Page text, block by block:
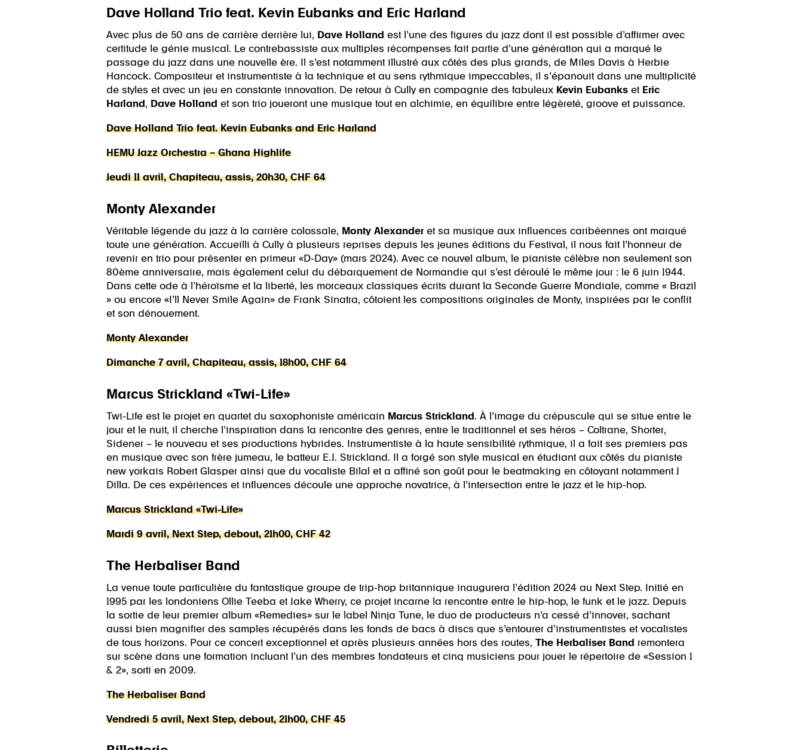
Dave Holland Trio feat. Kevin Eubanks and Eric Harland
Avec plus de 50 ans de carrière derrière lui, Dave Holland est l’une des figures du jazz dont il est possible d’affirmer avec
certitude le génie musical. Le contrebassiste aux multiples récompenses fait partie d’une génération qui a marqué le
passage du jazz dans une nouvelle ère. Il s’est notamment illustré aux côtés des plus grands, de Miles Davis à Herbie
Hancock. Compositeur et instrumentiste à la technique et au sens rythmique impeccables, il s’épanouit dans une multiplicité
de styles et avec un jeu en constante innovation. De retour à Cully en compagnie des fabuleux Kevin Eubanks et Eric
Harland , Dave Holland et son trio joueront une musique tout en alchimie, en équilibre entre légèreté, groove et puissance.
Dave Holland Trio feat. Kevin Eubanks and Eric Harland
HEMU Jazz Orchestra – Ghana Highlife
Jeudi 11 avril, Chapiteau, assis, 20h30, CHF 64
Monty Alexander
Véritable légende du jazz à la carrière colossale, Monty Alexander et sa musique aux influences caribéennes ont marqué
toute une génération. Accueilli à Cully à plusieurs reprises depuis les jeunes éditions du Festival, il nous fait l’honneur de
revenir en trio pour présenter en primeur «D-Day» (mars 2024). Avec ce nouvel album, le pianiste célèbre non seulement son
80ème anniversaire, mais également celui du débarquement de Normandie qui s’est déroulé le même jour : le 6 juin 1944.
Dans cette ode à l’héroïsme et la liberté, les morceaux classiques écrits durant la Seconde Guerre Mondiale, comme « Brazil
» ou encore «I’ll Never Smile Again» de Frank Sinatra, côtoient les compositions originales de Monty, inspirées par le conflit
et son dénouement.
Monty Alexander
Dimanche 7 avril, Chapiteau, assis, 18h00, CHF 64
Marcus Strickland «Twi-Life»
Twi-Life est le projet en quartet du saxophoniste américain Marcus Strickland . À l’image du crépuscule qui se situe entre le
jour et le nuit, il cherche l’inspiration dans la rencontre des genres, entre le traditionnel et ses héros – Coltrane, Shorter,
Sidener – le nouveau et ses productions hybrides. Instrumentiste à la haute sensibilité rythmique, il a fait ses premiers pas
en musique avec son frère jumeau, le batteur E.J. Strickland. Il a forgé son style musical en étudiant aux côtés du pianiste
new yorkais Robert Glasper ainsi que du vocaliste Bilal et a affiné son goût pour le beatmaking en côtoyant notamment J
Dilla. De ces expériences et influences découle une approche novatrice, à l’intersection entre le jazz et le hip-hop.
Marcus Strickland «Twi-Life»
Mardi 9 avril, Next Step, debout, 21h00, CHF 42
The Herbaliser Band
La venue toute particulière du fantastique groupe de trip-hop britannique inaugurera l’édition 2024 au Next Step. Initié en
1995 par les londoniens Ollie Teeba et Jake Wherry, ce projet incarne la rencontre entre le hip-hop, le funk et le jazz. Depuis
la sortie de leur premier album «Remedies» sur le label Ninja Tune, le duo de producteurs n’a cessé d’innover, sachant
aussi bien magnifier des samples récupérés dans les fonds de bacs à discs que s’entourer d’instrumentistes et vocalistes
de tous horizons. Pour ce concert exceptionnel et après plusieurs années hors des routes, The Herbaliser Band
remontera
sur scène dans une formation incluant l’un des membres fondateurs et cinq musiciens pour jouer le répertoire de «Session 1
& 2», sorti en 2009.
The Herbaliser Band
Vendredi 5 avril, Next Step, debout, 21h00, CHF 45